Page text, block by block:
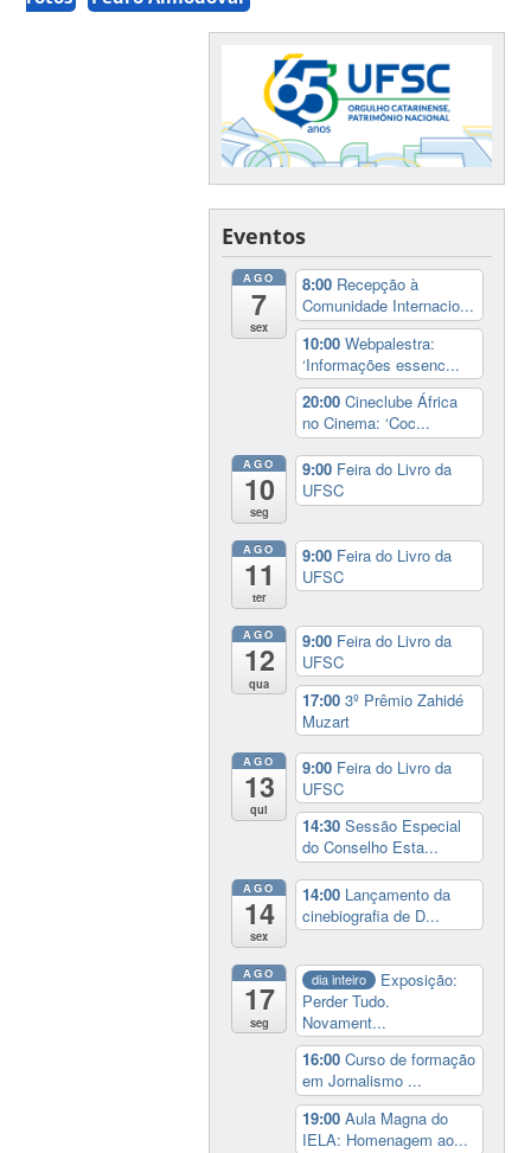
Eventos
AGO
7
sex
8:00 Recepção à
Comunidade Internacio...
10:00Webpalestra:
‘Informações essenc...
20:00Cineclube África
no Cinema: ‘Coc...
AGO
10
seg
9:00 Feira do Livro da
UFSC
AGO
11
ter
9:00 Feira do Livro da
UFSC
AGO
12
qua
9:00 Feira do Livro da
UFSC
17:003º Prêmio Zahidé
Muzart
AGO
13
qui
9:00 Feira do Livro da
UFSC
14:30Sessão Especial
do Conselho Esta...
AGO
14
sex
14:00 Lançamento da
cinebiografia de D...
AGO
17
seg
dia inteiro
Exposição:
Perder Tudo.
Novament...
16:00Curso de formação
em Jornalismo ...
19:00Aula Magna do
IELA: Homenagem ao...